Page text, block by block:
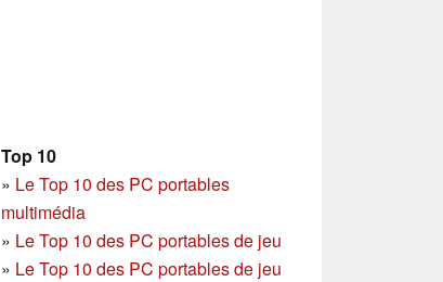
Top 10
» Le Top 10 des PC portables
multimédia
» Le Top 10 des PC portables de jeu
» Le Top 10 des PC portables de jeu